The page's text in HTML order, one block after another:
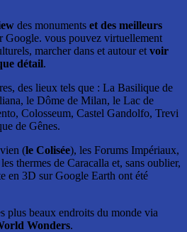
des monuments et des meilleurs
Google. vous pouvez virtuellement
marcher dans et autour et voir
détail.
des lieux tels que : La Basilique de
le Dôme de Milan, le Lac de
Colosseum, Castel Gandolfo, Trevi
de Gênes.
(le Colisée), les Forums Impériaux,
thermes de Caracalla et, sans oublier,
en 3D sur Google Earth ont été
plus beaux endroits du monde via
Wonders.